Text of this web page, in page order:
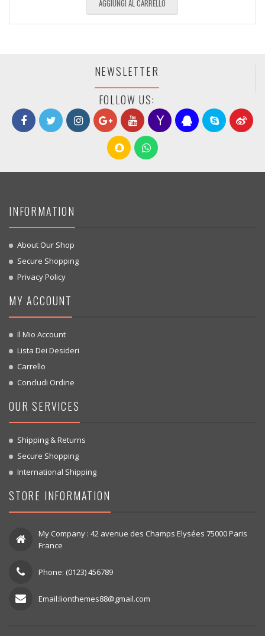
AGGIUNGI AL CARRELLO
NEWSLETTER
FOLLOW US:
INFORMATION
About Our Shop
Secure Shopping
Privacy Policy
MY ACCOUNT
Il Mio Account
Lista Dei Desideri
Carrello
Concludi Ordine
OUR SERVICES
Shipping & Returns
Secure Shopping
International Shipping
STORE INFORMATION
My Company : 42 avenue des Champs Elysées 75000 Paris
France
Phone: (0123) 456789
Email:lionthemes88@gmail.com